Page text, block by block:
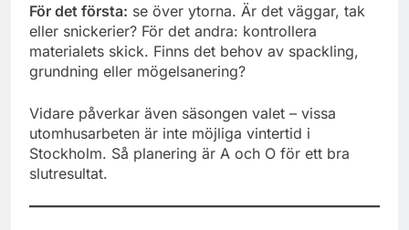
För det första: se över ytorna. Är det väggar, tak
eller snickerier? För det andra: kontrollera
materialets skick. Finns det behov av spackling,
grundning eller mögelsanering?
Vidare påverkar även säsongen valet – vissa
utomhusarbeten är inte möjliga vintertid i
Stockholm. Så planering är A och O för ett bra
slutresultat.